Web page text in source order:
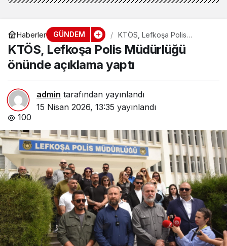
Haberler GÜNDEM
KTÖS, Lefkoşa Polis
Müdürlüğü önünde açıklama
yaptı
KTÖS, Lefkoşa Polis Müdürlüğü
önünde açıklama yaptı
admin tarafından yayınlandı
15 Nisan 2026, 13:35 yayınlandı
100